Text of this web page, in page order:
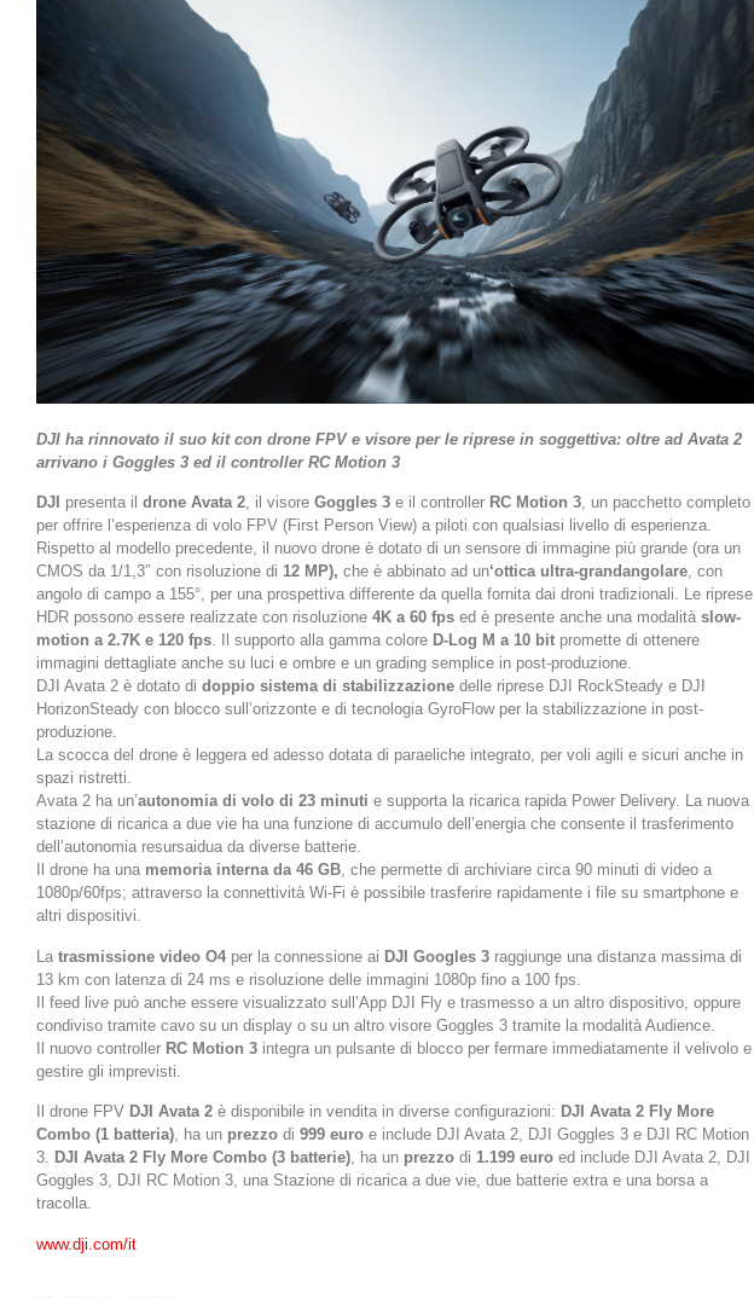
DJI ha rinnovato il suo kit con drone FPV e visore per le riprese in soggettiva: oltre ad Avata 2
arrivano i Goggles 3 ed il controller RC Motion 3
DJI presenta il drone Avata 2, il visore Goggles 3 e il controller RC Motion 3, un pacchetto completo
per offrire l’esperienza di volo FPV (First Person View) a piloti con qualsiasi livello di esperienza.
Rispetto al modello precedente, il nuovo drone è dotato di un sensore di immagine più grande (ora un
CMOS da 1/1,3″ con risoluzione di 12 MP), che è abbinato ad un‘ottica ultra-grandangolare, con
angolo di campo a 155°, per una prospettiva differente da quella fornita dai droni tradizionali. Le riprese
HDR possono essere realizzate con risoluzione 4K a 60 fps ed è presente anche una modalità slow-
motion a 2.7K e 120 fps. Il supporto alla gamma colore D-Log M a 10 bit promette di ottenere
immagini dettagliate anche su luci e ombre e un grading semplice in post-produzione.
DJI Avata 2 è dotato di doppio sistema di stabilizzazione delle riprese DJI RockSteady e DJI
HorizonSteady con blocco sull’orizzonte e di tecnologia GyroFlow per la stabilizzazione in post-
produzione.
La scocca del drone è leggera ed adesso dotata di paraeliche integrato, per voli agili e sicuri anche in
spazi ristretti.
Avata 2 ha un’autonomia di volo di 23 minuti ‌ e supporta la ricarica rapida Power Delivery. La nuova
stazione di ricarica a due vie ha una funzione di accumulo dell’energia che consente il trasferimento
dell’autonomia resursaidua da diverse batterie.
Il drone ha una memoria interna da 46 GB, che permette di archiviare circa 90 minuti di video a
1080p/60fps; attraverso la connettività Wi-Fi è possibile trasferire rapidamente i file su smartphone e
altri dispositivi.
La trasmissione video O4 per la connessione ai DJI Googles 3 raggiunge una distanza massima di
13 km con latenza di 24 ms e risoluzione delle immagini 1080p fino a 100 fps.
Il feed live può anche essere visualizzato sull’App DJI Fly e trasmesso a un altro dispositivo, oppure
condiviso tramite cavo su un display o su un altro visore Goggles 3 tramite la modalità Audience.
Il nuovo controller RC Motion 3 integra un pulsante di blocco per fermare immediatamente il velivolo e
gestire gli imprevisti.
Il drone FPV DJI Avata 2 è disponibile in vendita in diverse configurazioni: DJI Avata 2 Fly More
Combo (1 batteria), ha un prezzo di 999 euro e include DJI Avata 2, DJI Goggles 3 e DJI RC Motion
3. DJI Avata 2 Fly More Combo (3 batterie), ha un prezzo di 1.199 euro ed include DJI Avata 2, DJI
Goggles 3, DJI RC Motion 3, una Stazione di ricarica a due vie, due batterie extra e una borsa a
tracolla.
www.dji.com/it